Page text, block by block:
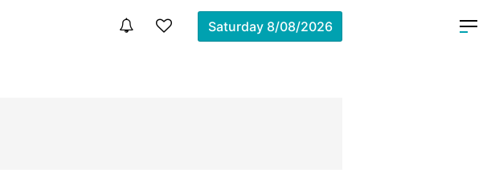
Saturday 8/08/2026